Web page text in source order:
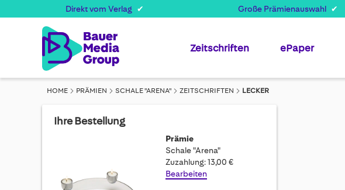
Direkt vom Verlag Große Prämienauswahl
Zeitschriften ePaper
HOME PRÄMIEN SCHALE "ARENA" ZEITSCHRIFTEN LECKER
Ihre Bestellung
Prämie
Schale "Arena"
Zuzahlung: 13,00 €
Bearbeiten